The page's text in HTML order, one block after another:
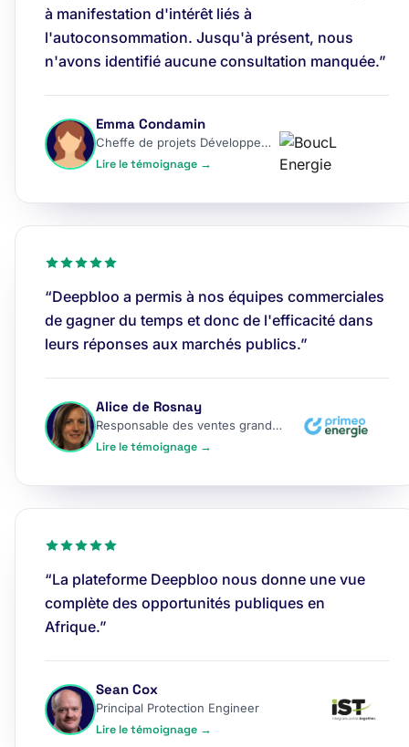
à manifestation d'intérêt liés à
l'autoconsommation. Jusqu'à présent, nous
n'avons identifié aucune consultation manquée.”
Emma Condamin
Cheffe de projets Développement
Lire le témoignage →
“Deepbloo a permis à nos équipes commerciales
de gagner du temps et donc de l'efficacité dans
leurs réponses aux marchés publics.”
Alice de Rosnay
Responsable des ventes grands comptes
Lire le témoignage →
“La plateforme Deepbloo nous donne une vue
complète des opportunités publiques en
Afrique.”
Sean Cox
Principal Protection Engineer
Lire le témoignage →